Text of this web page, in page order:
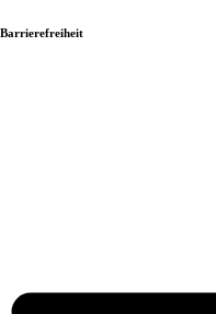
Barrierefreiheit